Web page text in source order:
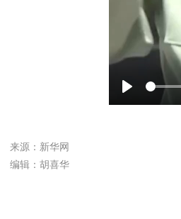
Play
来源：新华网
编辑：胡喜华